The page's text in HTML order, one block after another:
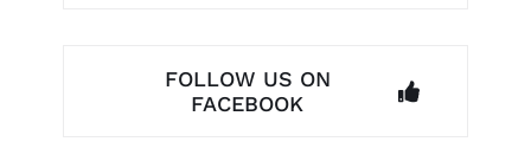
FOLLOW US ON
FACEBOOK